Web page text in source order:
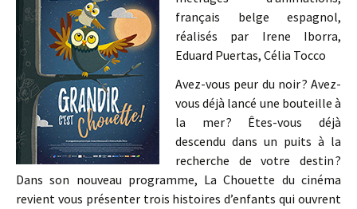
français belge espagnol,
réalisés par Irene Iborra,
Eduard Puertas, Célia Tocco
Avez-vous peur du noir ? Avez-
vous déjà lancé une bouteille à
la mer ? Êtes-vous déjà
descendu dans un puits à la
recherche de votre destin ?
Dans son nouveau programme, La Chouette du cinéma
revient vous présenter trois histoires d’enfants qui ouvrent